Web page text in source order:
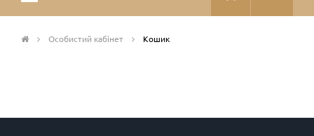
Особистий кабінет Кошик